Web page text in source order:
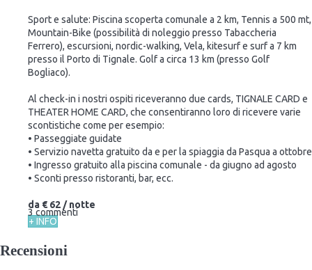
Sport e salute: Piscina scoperta comunale a 2 km, Tennis a 500 mt,
Mountain-Bike (possibilità di noleggio presso Tabaccheria
Ferrero), escursioni, nordic-walking, Vela, kitesurf e surf a 7 km
presso il Porto di Tignale. Golf a circa 13 km (presso Golf
Bogliaco).
Al check-in i nostri ospiti riceveranno due cards, TIGNALE CARD e
THEATER HOME CARD, che consentiranno loro di ricevere varie
scontistiche come per esempio:
• Passeggiate guidate
• Servizio navetta gratuito da e per la spiaggia da Pasqua a ottobre
• Ingresso gratuito alla piscina comunale - da giugno ad agosto
• Sconti presso ristoranti, bar, ecc.
3 commenti
da € 62/ notte
+ INFO
Recensioni